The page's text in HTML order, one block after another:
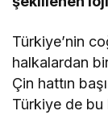
Türkiye’nin
halkalardan
Çin hattın
Türkiye de bu